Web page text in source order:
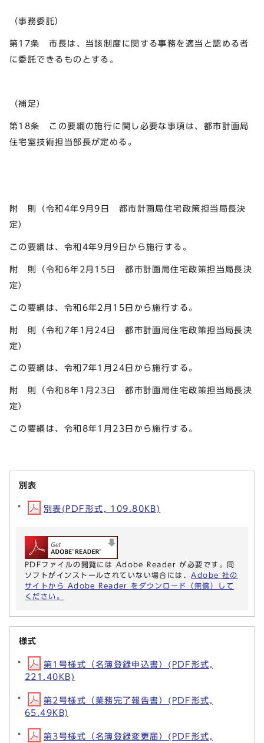
（事務委託）
第17条 市長は、当該制度に関する事務を適当と認める者
に委託できるものとする。
（補足）
第18条 この要綱の施行に関し必要な事項は、都市計画局
住宅室技術担当部長が定める。
附 則（令和4年9月9日 都市計画局住宅政策担当局長決
定）
この要綱は、令和4年9月9日から施行する。
附 則（令和6年2月15日 都市計画局住宅政策担当局長決
定）
この要綱は、令和6年2月15日から施行する。
附 則（令和7年1月24日 都市計画局住宅政策担当局長決
定）
この要綱は、令和7年1月24日から施行する。
附 則（令和8年1月23日 都市計画局住宅政策担当局長決
定）
この要綱は、令和8年1月23日から施行する。
別表
別表(PDF形式, 109.80KB)
PDFファイルの閲覧には Adobe Reader が必要です。同
ソフトがインストールされていない場合には、 Adobe 社の
サイトから Adobe Reader をダウンロード（無償）して
ください。
様式
第1号様式（名簿登録申込書）(PDF形式,
221.40KB)
第2号様式（業務完了報告書）(PDF形式,
65.49KB)
第3号様式（名簿登録変更届）(PDF形式,